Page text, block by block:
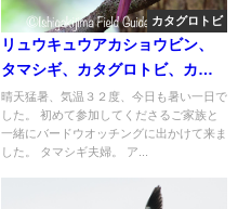
カタグロトビ
リュウキュウアカショウビン、
タマシギ、カタグロトビ、カン
ムリワシ等など盛り沢山のバー
ドウオッチングツアー！！
晴天猛暑、気温３２度、今日も暑い一日で
した。 初めて参加してくださるご家族と
一緒にバードウオッチングに出かけて来ま
した。 タマシギ夫婦。 ア...